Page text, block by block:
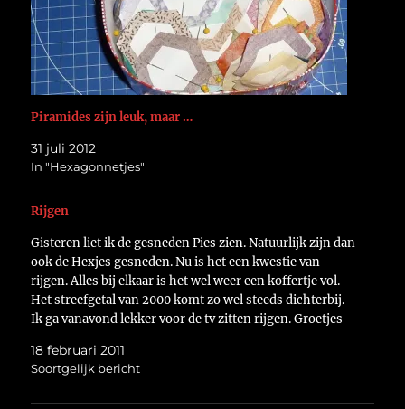
Piramides zijn leuk, maar …
31 juli 2012
In "Hexagonnetjes"
Rijgen
Gisteren liet ik de gesneden Pies zien. Natuurlijk zijn dan
ook de Hexjes gesneden. Nu is het een kwestie van
rijgen. Alles bij elkaar is het wel weer een koffertje vol.
Het streefgetal van 2000 komt zo wel steeds dichterbij.
Ik ga vanavond lekker voor de tv zitten rijgen. Groetjes
18 februari 2011
Soortgelijk bericht